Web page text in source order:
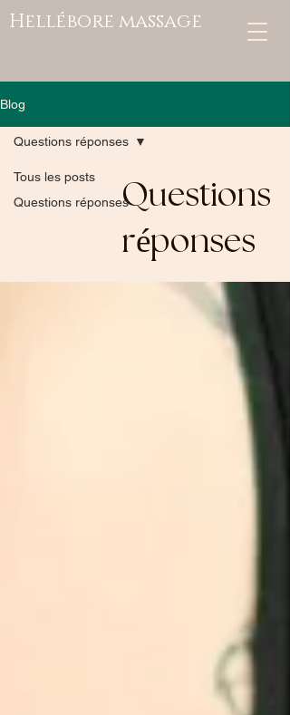
Hellébore massage
Blog
Tous les posts
Questions réponses
Questions réponses
Questions
réponses